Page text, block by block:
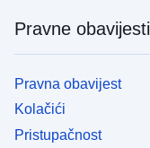
Pravne obavijesti
Pravna obavijest
Kolačići
Pristupačnost